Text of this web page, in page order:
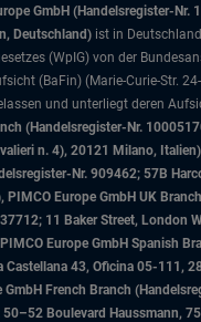
GmbH (Handelsregister-Nr.
Deutschland) ist in
(WpIG) von der
(BaFin) (Marie-Curie-Str.
und unterliegt deren
(Handelsregister-Nr.
n. 4), 20121 Milano,
Nr. 909462; 57B
PIMCO Europe GmbH UK Branch
11 Baker Street, London
Europe GmbH Spanish
Castellana 43, Oficina 05-111,
French Branch
Boulevard Haussmann,